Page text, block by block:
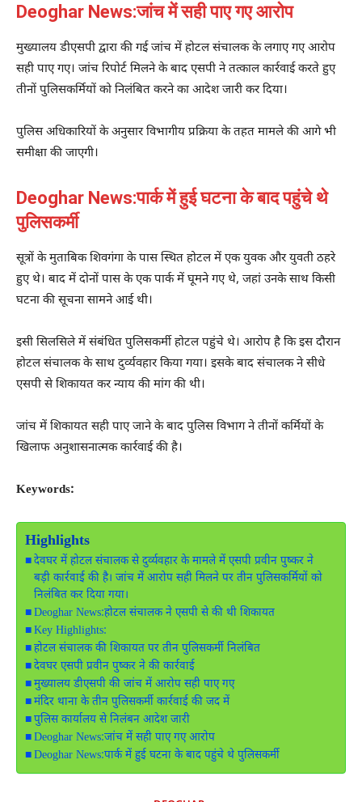
Deoghar News:जांच में सही पाए गए आरोप
मुख्यालय डीएसपी द्वारा की गई जांच में होटल संचालक के लगाए गए आरोप
सही पाए गए। जांच रिपोर्ट मिलने के बाद एसपी ने तत्काल कार्रवाई करते हुए
तीनों पुलिसकर्मियों को निलंबित करने का आदेश जारी कर दिया।
पुलिस अधिकारियों के अनुसार विभागीय प्रक्रिया के तहत मामले की आगे भी
समीक्षा की जाएगी।
Deoghar News:पार्क में हुई घटना के बाद पहुंचे थे
पुलिसकर्मी
सूत्रों के मुताबिक शिवगंगा के पास स्थित होटल में एक युवक और युवती ठहरे
हुए थे। बाद में दोनों पास के एक पार्क में घूमने गए थे, जहां उनके साथ किसी
घटना की सूचना सामने आई थी।
इसी सिलसिले में संबंधित पुलिसकर्मी होटल पहुंचे थे। आरोप है कि इस दौरान
होटल संचालक के साथ दुर्व्यवहार किया गया। इसके बाद संचालक ने सीधे
एसपी से शिकायत कर न्याय की मांग की थी।
जांच में शिकायत सही पाए जाने के बाद पुलिस विभाग ने तीनों कर्मियों के
खिलाफ अनुशासनात्मक कार्रवाई की है।
Keywords:
Highlights
देवघर में होटल संचालक से दुर्व्यवहार के मामले में एसपी प्रवीन पुष्कर ने
बड़ी कार्रवाई की है। जांच में आरोप सही मिलने पर तीन पुलिसकर्मियों को
निलंबित कर दिया गया।
Deoghar News:होटल संचालक ने एसपी से की थी शिकायत
Key Highlights:
होटल संचालक की शिकायत पर तीन पुलिसकर्मी निलंबित
देवघर एसपी प्रवीन पुष्कर ने की कार्रवाई
मुख्यालय डीएसपी की जांच में आरोप सही पाए गए
मंदिर थाना के तीन पुलिसकर्मी कार्रवाई की जद में
पुलिस कार्यालय से निलंबन आदेश जारी
Deoghar News:जांच में सही पाए गए आरोप
Deoghar News:पार्क में हुई घटना के बाद पहुंचे थे पुलिसकर्मी